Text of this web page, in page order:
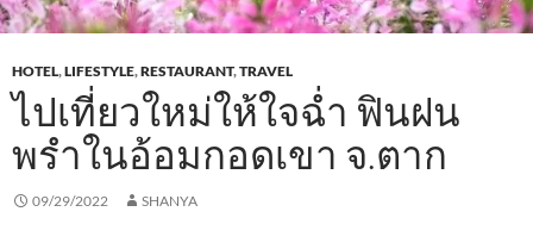
HOTEL,LIFESTYLE,RESTAURANT,TRAVEL
ไปเที่ยวใหม่ให้ใจฉ่ำ ฟินฝน
พรำในอ้อมกอดเขา จ.ตาก
09/29/2022 SHANYA